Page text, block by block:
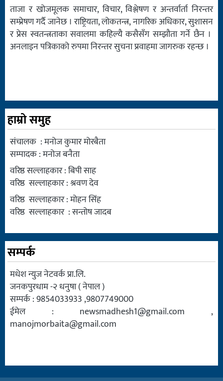
ताजा र खोजमूलक समाचार, विचार, विश्लेषण र अन्तर्वार्ता निरन्तर
सम्प्रेषण गर्दै जानेछ । राष्ट्रियता, लोकतन्त्र, नागरिक अधिकार, सुशासन
र प्रेस स्वतन्त्रताका सवालमा कहिल्यै कसैसँग सम्झौता गर्ने छैन ।
अनलाइन पत्रिकाको रुपमा निरन्तर सुचना प्रवाहमा जागरुक रहन्छ ।
हाम्रो समुह
संचालक : मनोज कुमार मोरबैता
सम्पादक : मनोज बनैता
वरिष्ठ सल्लाहकार : बिपी साह
वरिष्ठ सल्लाहकार : श्रवण देव
वरिष्ठ सल्लाहकार : मोहन सिंह
वरिष्ठ सल्लाहकार : सन्तोष जादब
सम्पर्क
मधेश न्युज नेटवर्क प्रा.लि.
जनकपुरधाम -२ धनुषा ( नेपाल )
सम्पर्क : 9854033933 ,9807749000
ईमेल : newsmadhesh1@gmail.com ,
manojmorbaita@gmail.com